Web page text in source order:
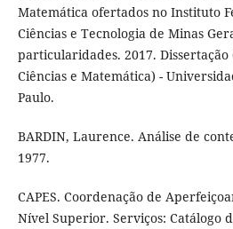
Matemática ofertados no Instituto
Ciências e Tecnologia de Minas
particularidades. 2017.
Ciências e Matemática) -
Paulo.
BARDIN, Laurence. Análise de
1977.
CAPES. Coordenação de
Nível Superior. Serviços: Catálogo